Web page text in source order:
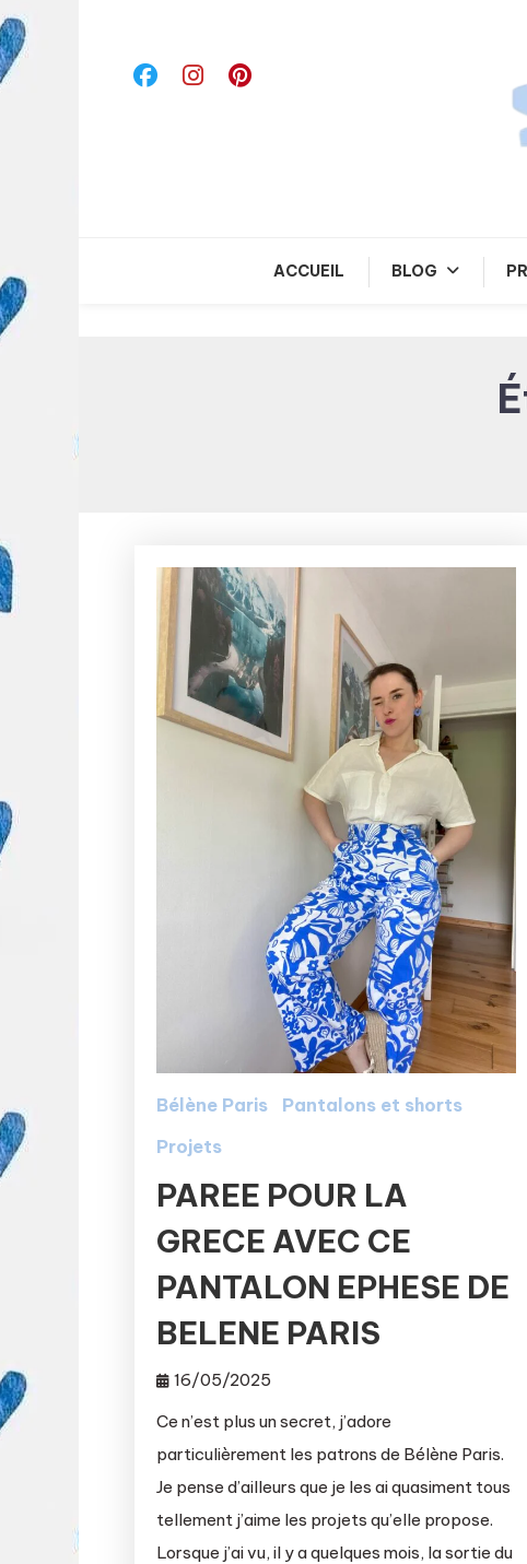
Content
ACCUEIL BLOG
Bélène Paris
Pantalons et shorts
Projets
PAREE POUR LA
GRECE AVEC CE
PANTALON EPHESE DE
BELENE PARIS
16/05/2025
Ce n’est plus un secret, j’adore
particulièrement les patrons de Bélène Paris.
Je pense d’ailleurs que je les ai quasiment tous
tellement j’aime les projets qu’elle propose.
Lorsque j’ai vu, il y a quelques mois, la sortie du